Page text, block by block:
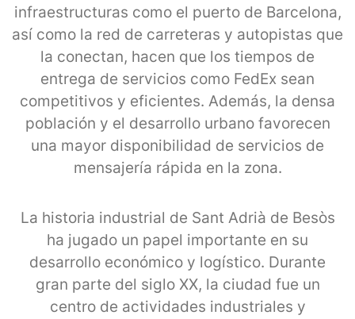
infraestructuras como el puerto de Barcelona,
así como la red de carreteras y autopistas que
la conectan, hacen que los tiempos de
entrega de servicios como FedEx sean
competitivos y eficientes. Además, la densa
población y el desarrollo urbano favorecen
una mayor disponibilidad de servicios de
mensajería rápida en la zona.
La historia industrial de Sant Adrià de Besòs
ha jugado un papel importante en su
desarrollo económico y logístico. Durante
gran parte del siglo XX, la ciudad fue un
centro de actividades industriales y